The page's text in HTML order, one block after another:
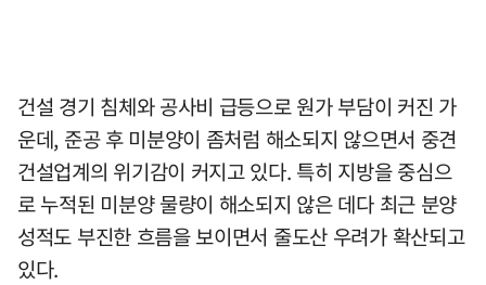
건설 경기 침체와 공사비 급등으로 원가 부담이 커진 가
운데, 준공 후 미분양이 좀처럼 해소되지 않으면서 중견
건설업계의 위기감이 커지고 있다. 특히 지방을 중심으
로 누적된 미분양 물량이 해소되지 않은 데다 최근 분양
성적도 부진한 흐름을 보이면서 줄도산 우려가 확산되고
있다.